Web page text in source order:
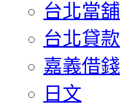
台北當舖
台北貸款
嘉義借錢
日文